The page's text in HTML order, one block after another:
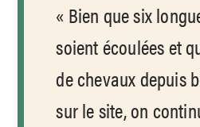
Bien que six
soient écoulées et
de chevaux depuis
sur le site, on